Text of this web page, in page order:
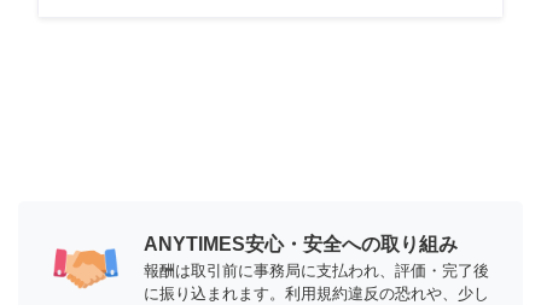
ANYTIMES安心・安全への取り組み
報酬は取引前に事務局に支払われ、評価・完了後
に振り込まれます。利用規約違反の恐れや、少し